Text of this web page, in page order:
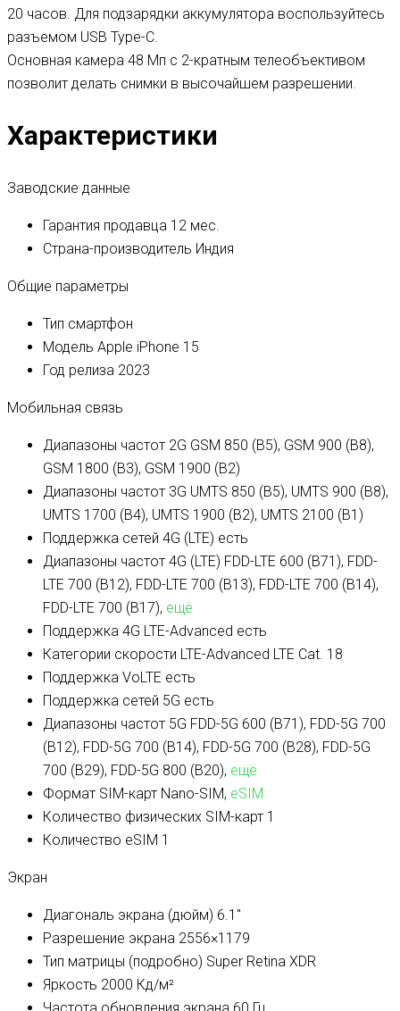
20 часов. Для подзарядки аккумулятора воспользуйтесь
разъемом USB Type-C.
Основная камера 48 Мп с 2-кратным телеобъективом
позволит делать снимки в высочайшем разрешении.
Характеристики
Заводские данные
Гарантия продавца 12 мес.
Страна-производитель Индия
Общие параметры
Тип смартфон
Модель Apple iPhone 15
Год релиза 2023
Мобильная связь
Диапазоны частот 2G GSM 850 (B5), GSM 900 (B8),
GSM 1800 (B3), GSM 1900 (B2)
Диапазоны частот 3G UMTS 850 (B5), UMTS 900 (B8),
UMTS 1700 (B4), UMTS 1900 (B2), UMTS 2100 (B1)
Поддержка сетей 4G (LTE) есть
Диапазоны частот 4G (LTE) FDD-LTE 600 (B71), FDD-
LTE 700 (B12), FDD-LTE 700 (B13), FDD-LTE 700 (B14),
FDD-LTE 700 (B17), ещё
Поддержка 4G LTE-Advanced есть
Категории скорости LTE-Advanced LTE Cat. 18
Поддержка VoLTE есть
Поддержка сетей 5G есть
Диапазоны частот 5G FDD-5G 600 (B71), FDD-5G 700
(B12), FDD-5G 700 (B14), FDD-5G 700 (B28), FDD-5G
700 (B29), FDD-5G 800 (B20), ещё
Формат SIM-карт Nano-SIM, eSIM
Количество физических SIM-карт 1
Количество eSIM 1
Экран
Диагональ экрана (дюйм) 6.1″
Разрешение экрана 2556×1179
Тип матрицы (подробно) Super Retina XDR
Яркость 2000 Кд/м²